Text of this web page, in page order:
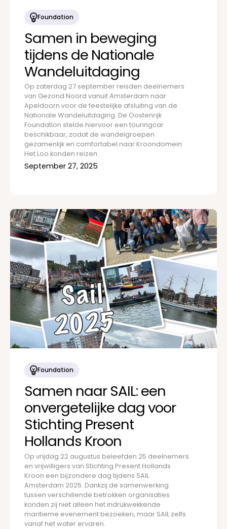
Foundation
Samen in beweging
tijdens de Nationale
Wandeluitdaging
Op zaterdag 27 september reisden deelnemers
van Gezond Noord vanuit Amsterdam naar
Apeldoorn voor de feestelijke afsluiting van de
Nationale Wandeluitdaging. De Oostenrijk
Foundation stelde hiervoor een touringcar
beschikbaar, zodat de wandelgroepen
gezamenlijk en comfortabel naar Kroondomein
Het Loo konden reizen.
September 27, 2025
Foundation
Samen naar SAIL: een
onvergetelijke dag voor
Stichting Present
Hollands Kroon
Op vrijdag 22 augustus beleefden 25 deelnemers
en vrijwilligers van Stichting Present Hollands
Kroon een bijzondere dag tijdens SAIL
Amsterdam 2025. Dankzij de samenwerking
tussen verschillende betrokken organisaties
konden zij niet alleen het indrukwekkende
maritieme evenement bezoeken, maar SAIL zelfs
vanaf het water ervaren.